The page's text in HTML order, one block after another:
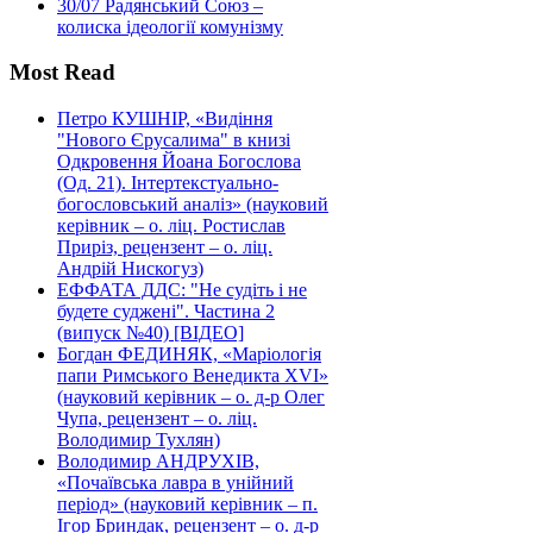
30/07 Радянський Союз –
колиска ідеології комунізму
Most Read
Петро КУШНІР, «Видіння
"Нового Єрусалима" в книзі
Одкровення Йоана Богослова
(Од. 21). Інтертекстуально-
богословський аналіз» (науковий
керівник – о. ліц. Ростислав
Приріз, рецензент – о. ліц.
Андрій Нискогуз)
ЕФФАТА ДДС: "Не судіть і не
будете суджені". Частина 2
(випуск №40) [ВІДЕО]
Богдан ФЕДИНЯК, «Маріологія
папи Римського Венедикта XVI»
(науковий керівник – о. д-р Олег
Чупа, рецензент – о. ліц.
Володимир Тухлян)
Володимир АНДРУХІВ,
«Почаївська лавра в унійний
період» (науковий керівник – п.
Ігор Бриндак, рецензент – о. д-р